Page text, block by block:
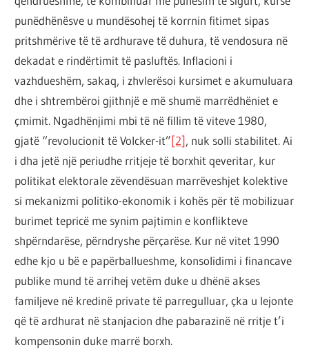
punëdhënësve u mundësohej të korrnin fitimet sipas
pritshmërive të të ardhurave të duhura, të vendosura në
dekadat e rindërtimit të pasluftës. Inflacioni i
vazhdueshëm, sakaq, i zhvlerësoi kursimet e akumuluara
dhe i shtrembëroi gjithnjë e më shumë marrëdhëniet e
çmimit. Ngadhënjimi mbi të në fillim të viteve 1980,
gjatë “revolucionit të Volcker-it”[2], nuk solli stabilitet. Ai
i dha jetë një periudhe rritjeje të borxhit qeveritar, kur
politikat elektorale zëvendësuan marrëveshjet kolektive
si mekanizmi politiko-ekonomik i kohës për të mobilizuar
burimet tepricë me synim pajtimin e konflikteve
shpërndarëse, përndryshe përçarëse. Kur në vitet 1990
edhe kjo u bë e papërballueshme, konsolidimi i financave
publike mund të arrihej vetëm duke u dhënë akses
familjeve në kredinë private të parregulluar, çka u lejonte
që të ardhurat në stanjacion dhe pabarazinë në rritje t’i
kompensonin duke marrë borxh.